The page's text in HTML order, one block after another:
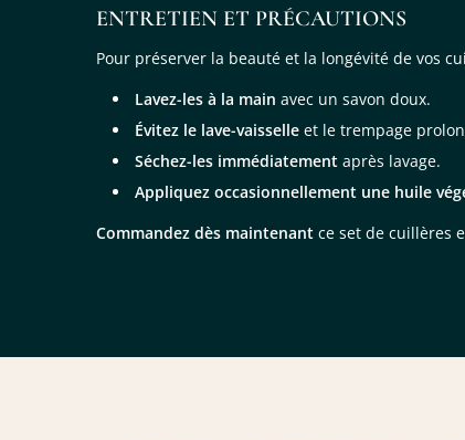
ENTRETIEN ET PRÉCAUTIONS
Pour préserver la beauté et la longévité de vos
Lavez-les à la main avec un savon doux.
Évitez le lave-vaisselle et le trempage
Séchez-les immédiatement après lavage.
Appliquez occasionnellement une huile
Commandez dès maintenant ce set de cuillères